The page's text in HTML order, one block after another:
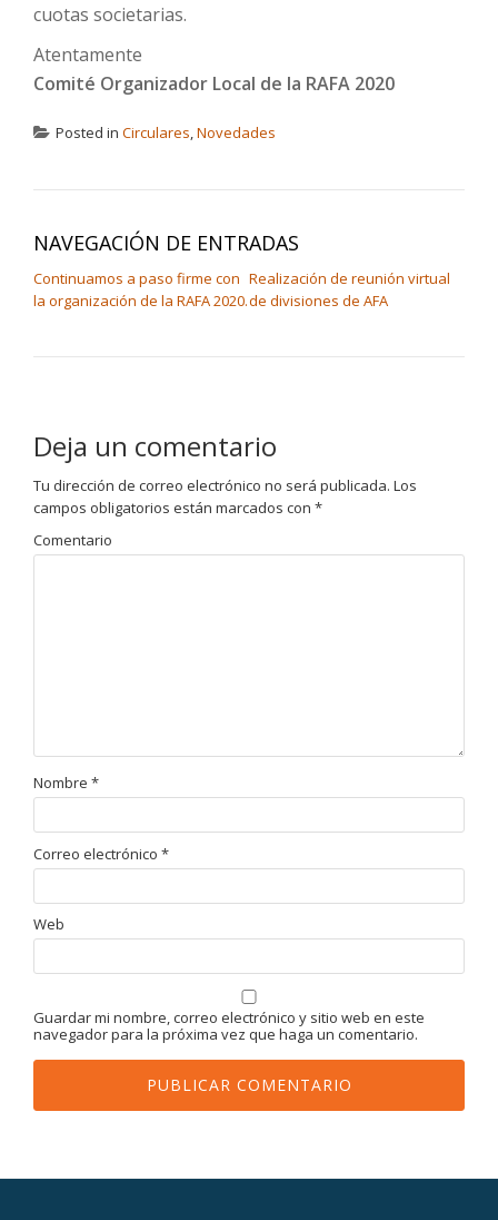
cuotas societarias.
Atentamente
Comité Organizador Local de la RAFA 2020
Posted in Circulares,Novedades
NAVEGACIÓN DE ENTRADAS
Continuamos a paso firme con
la organización de la RAFA 2020.
Realización de reunión virtual
de divisiones de AFA
Deja un comentario
Tu dirección de correo electrónico no será publicada. Los
campos obligatorios están marcados con *
Comentario
Nombre *
Correo electrónico *
Web
Guardar mi nombre, correo electrónico y sitio web en este
navegador para la próxima vez que haga un comentario.